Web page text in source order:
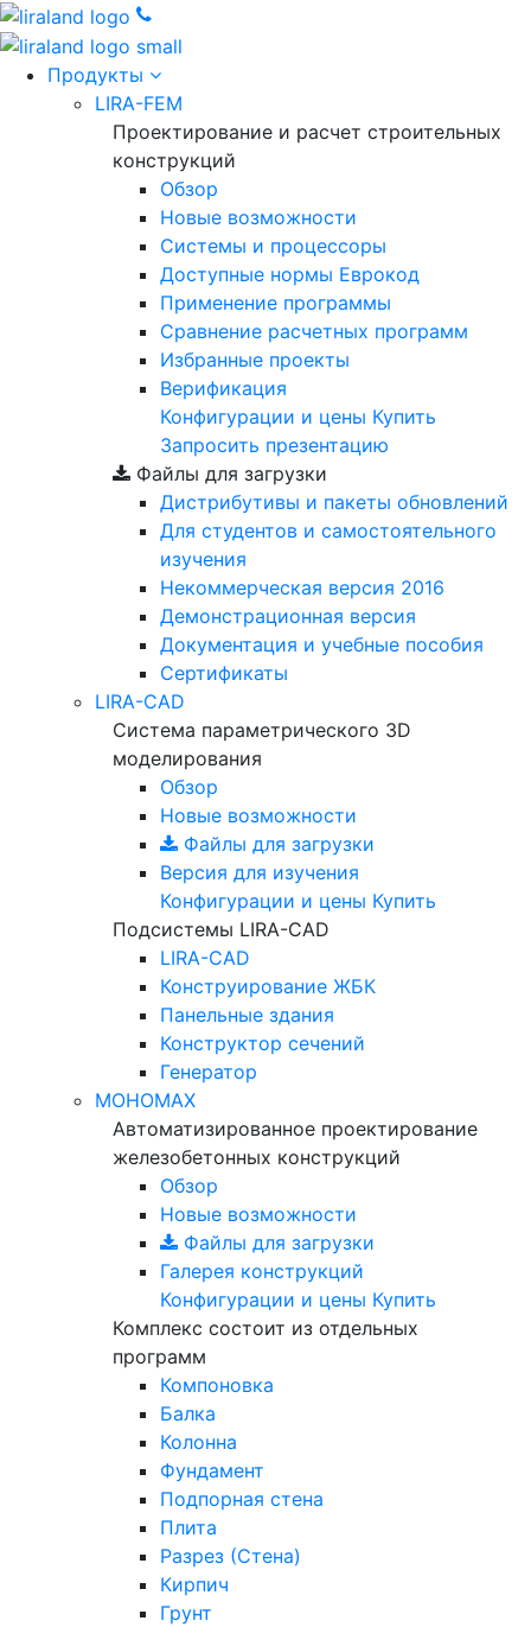
Продукты
LIRA-FEM
Проектирование и расчет строительных
конструкций
Обзор
Новые возможности
Cистемы и процессоры
Доступные нормы Еврокод
Применение программы
Сравнение расчетных программ
Избранные проекты
Верификация
Конфигурации и цены Купить
Запросить презентацию
Файлы для загрузки
Дистрибутивы и пакеты обновлений
Для студентов и самостоятельного
изучения
Некоммерческая версия 2016
Демонстрационная версия
Документация и учебные пособия
Сертификаты
LIRA-CAD
Система параметрического 3D
моделирования
Обзор
Новые возможности
Файлы для загрузки
Версия для изучения
Конфигурации и цены Купить
Подсистемы LIRA-CAD
LIRA-CAD
Конструирование ЖБК
Панельные здания
Конструктор сечений
Генератор
МОНОМАХ
Автоматизированное проектирование
железобетонных конструкций
Обзор
Новые возможности
Файлы для загрузки
Галерея конструкций
Конфигурации и цены Купить
Комплекс состоит из отдельных
программ
Компоновка
Балка
Колонна
Фундамент
Подпорная стена
Плита
Разрез (Стена)
Кирпич
Грунт